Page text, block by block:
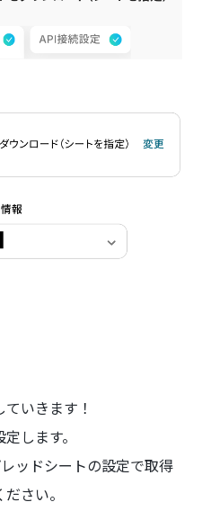
いきます！
します。
ッドシートの設定で取得
さい。